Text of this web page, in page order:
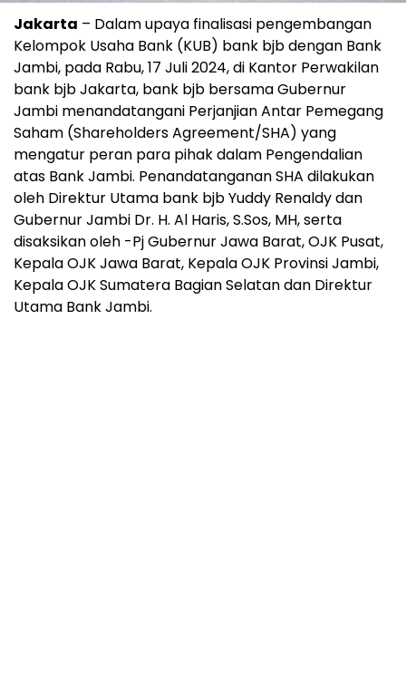
Jakarta – Dalam upaya finalisasi pengembangan
Kelompok Usaha Bank (KUB) bank bjb dengan Bank
Jambi, pada Rabu, 17 Juli 2024, di Kantor Perwakilan
bank bjb Jakarta, bank bjb bersama Gubernur
Jambi menandatangani Perjanjian Antar Pemegang
Saham (Shareholders Agreement/SHA) yang
mengatur peran para pihak dalam Pengendalian
atas Bank Jambi. Penandatanganan SHA dilakukan
oleh Direktur Utama bank bjb Yuddy Renaldy dan
Gubernur Jambi Dr. H. Al Haris, S.Sos, MH, serta
disaksikan oleh -Pj Gubernur Jawa Barat, OJK Pusat,
Kepala OJK Jawa Barat, Kepala OJK Provinsi Jambi,
Kepala OJK Sumatera Bagian Selatan dan Direktur
Utama Bank Jambi.